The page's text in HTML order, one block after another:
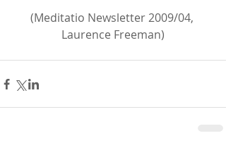
(Meditatio Newsletter 2009/04,
Laurence Freeman)